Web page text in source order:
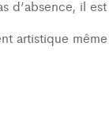
il
artistique